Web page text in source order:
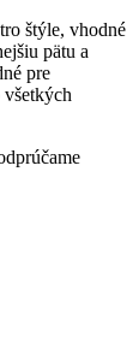
štýle, vhodné
pätu a
pre